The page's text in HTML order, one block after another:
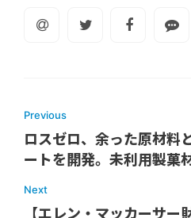
Previous
ロスゼロ、余った原材料
ートを開発。未利用製菓
Next
【エレン・マッカーサ